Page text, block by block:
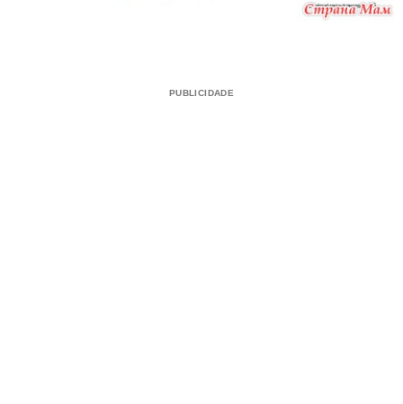
PUBLICIDADE